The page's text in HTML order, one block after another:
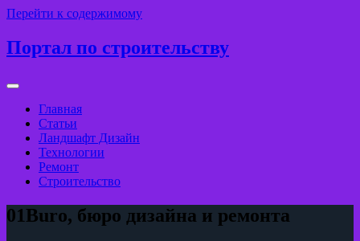
Перейти к содержимому
Портал по строительству
Главная
Статьи
Ландшафт Дизайн
Технологии
Ремонт
Строительство
01Buro, бюро дизайна и ремонта